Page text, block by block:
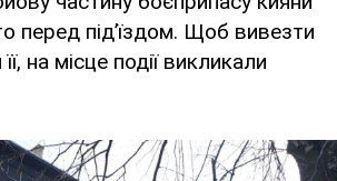
перед під’їздом. Щоб вивезти
на місце події викликали